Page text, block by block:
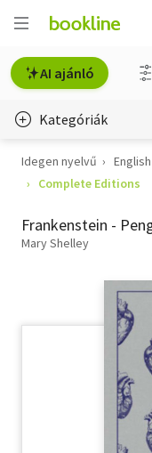
AI ajánló
Kategóriák
Életmód, egészség
Gyermek- és ifjúsági
Hobbi, szabadidő
Idegen nyelvű
Complete Editions
Frankenstein -
Mary Shelley